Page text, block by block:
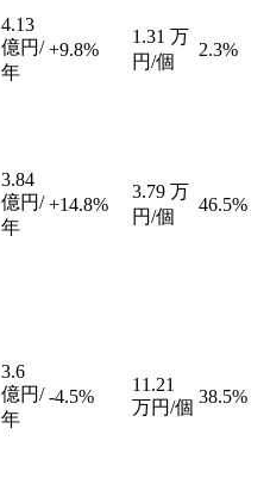
4.13
億円/
年
+9.8%
1.31 万
円/個
2.3%
3.84
億円/
年
+14.8%
3.79 万
円/個
46.5%
3.6
億円/
年
-4.5%
11.21
万円/個
38.5%